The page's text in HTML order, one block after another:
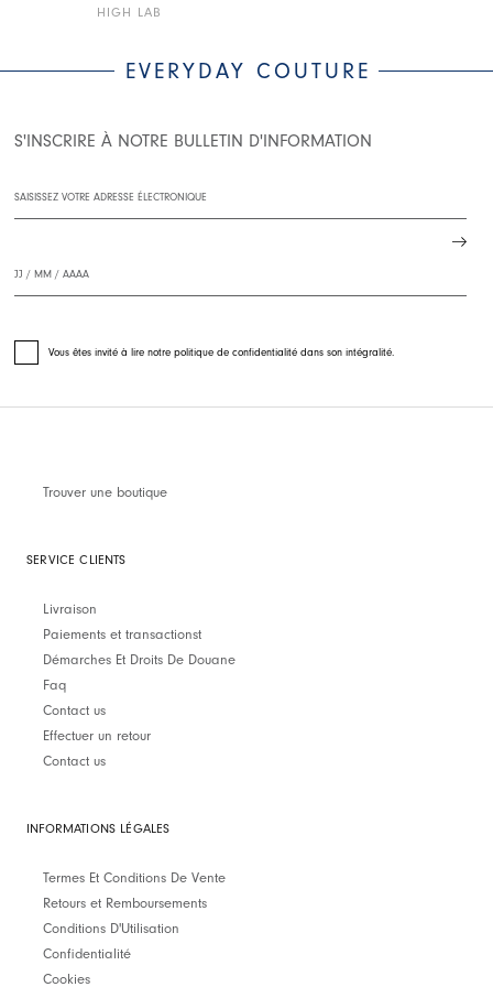
HIGH LAB
EVERYDAY COUTURE
S'INSCRIRE À NOTRE BULLETIN D'INFORMATION
Vous êtes invité à lire notre politique de confidentialité dans son intégralité.
Trouver une boutique
SERVICE CLIENTS
Livraison
Paiements et transactionst
Démarches Et Droits De Douane
Faq
Contact us
Effectuer un retour
Contact us
INFORMATIONS LÉGALES
Termes Et Conditions De Vente
Retours et Remboursements
Conditions D'Utilisation
Confidentialité
Cookies